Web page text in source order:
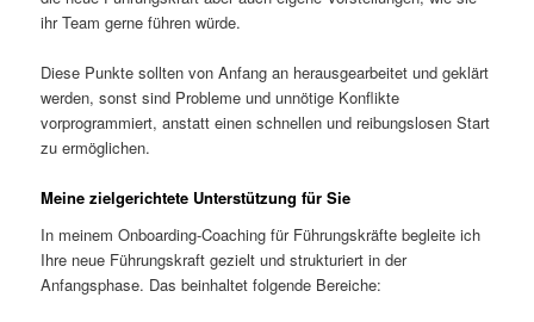
ihr Team gerne führen würde.
Diese Punkte sollten von Anfang an herausgearbeitet und geklärt
werden, sonst sind Probleme und unnötige Konflikte
vorprogrammiert, anstatt einen schnellen und reibungslosen Start
zu ermöglichen.
Meine zielgerichtete Unterstützung für Sie
In meinem Onboarding-Coaching für Führungskräfte begleite ich
Ihre neue Führungskraft gezielt und strukturiert in der
Anfangsphase. Das beinhaltet folgende Bereiche: